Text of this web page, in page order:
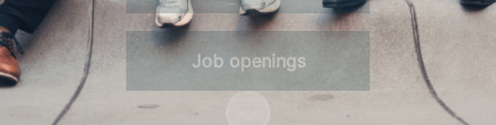
Job openings
Scroll to content